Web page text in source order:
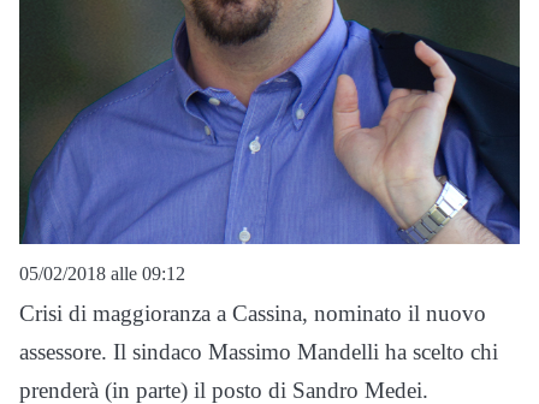
05/02/2018 alle 09:12
Crisi di maggioranza a Cassina, nominato il nuovo
assessore. Il sindaco Massimo Mandelli ha scelto chi
prenderà (in parte) il posto di Sandro Medei.